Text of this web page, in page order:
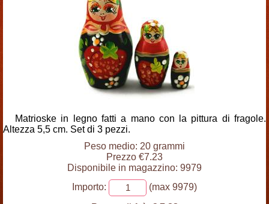
Matrioske in legno fatti a mano con la pittura di fragole.
Altezza 5,5 cm. Set di 3 pezzi.
Peso medio: 20 grammi
Prezzo €7.23
Disponibile in magazzino: 9979
Importo:
(max 9979)